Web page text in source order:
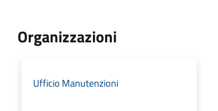
Organizzazioni
Ufficio Manutenzioni